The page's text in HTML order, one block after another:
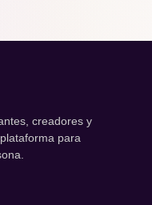
creadores y
para